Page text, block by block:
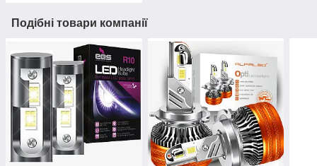
Подібні товари компанії